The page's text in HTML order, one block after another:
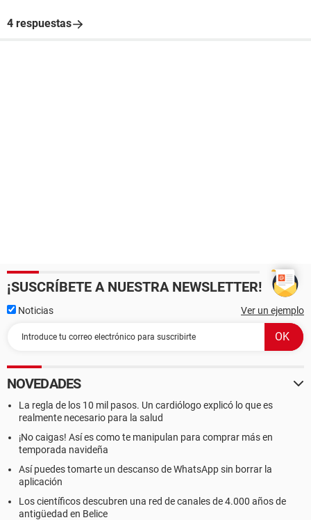
4 respuestas
¡SUSCRÍBETE A NUESTRA NEWSLETTER!
Noticias Ver un ejemplo
NOVEDADES
La regla de los 10 mil pasos. Un cardiólogo explicó lo que es
realmente necesario para la salud
¡No caigas! Así es como te manipulan para comprar más en
temporada navideña
Así puedes tomarte un descanso de WhatsApp sin borrar la
aplicación
Los científicos descubren una red de canales de 4.000 años de
antigüedad en Belice